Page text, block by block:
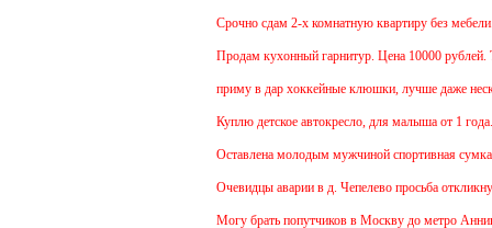
Срочно сдам 2-х комнатную квартиру без
Продам кухонный гарнитур. Цена 10000 рублей.
приму в дар хоккейные клюшки, лучше даже
Куплю детское автокресло, для малыша от 1 года.
Оставлена молодым мужчиной спортивная сумка.
Очевидцы аварии в д. Чепелево просьба
Могу брать попутчиков в Москву до метро